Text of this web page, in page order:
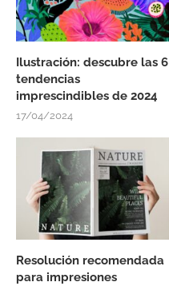
Ilustración: descubre las 6
tendencias
imprescindibles de 2024
17/04/2024
Resolución recomendada
para impresiones